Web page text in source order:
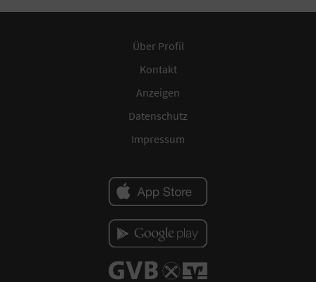
Über Profil
Kontakt
Anzeigen
Datenschutz
Impressum